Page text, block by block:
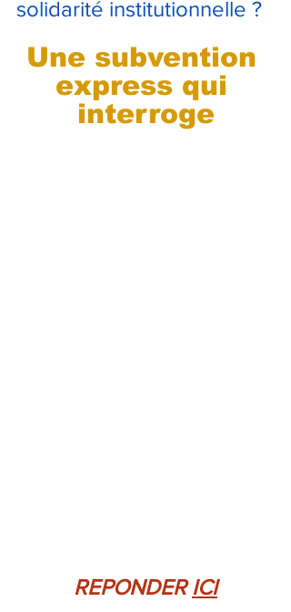
solidarité institutionnelle ?
Une subvention
express qui
interroge
REPONDER ICI